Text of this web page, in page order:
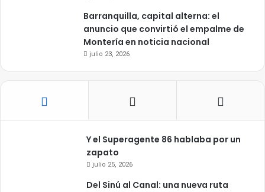
Barranquilla, capital alterna: el
anuncio que convirtió el empalme de
Montería en noticia nacional
julio 23, 2026
Y el Superagente 86 hablaba por un
zapato
julio 25, 2026
Del Sinú al Canal: una nueva ruta